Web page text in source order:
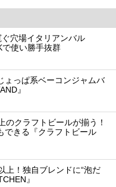
穴場イタリアンバル
で使い勝手抜群
ょっぱ系ベーコンジャムバ
』
のクラフトビールが揃う！
できる『クラフトビール
上！独自ブレンドに“泡だ
』